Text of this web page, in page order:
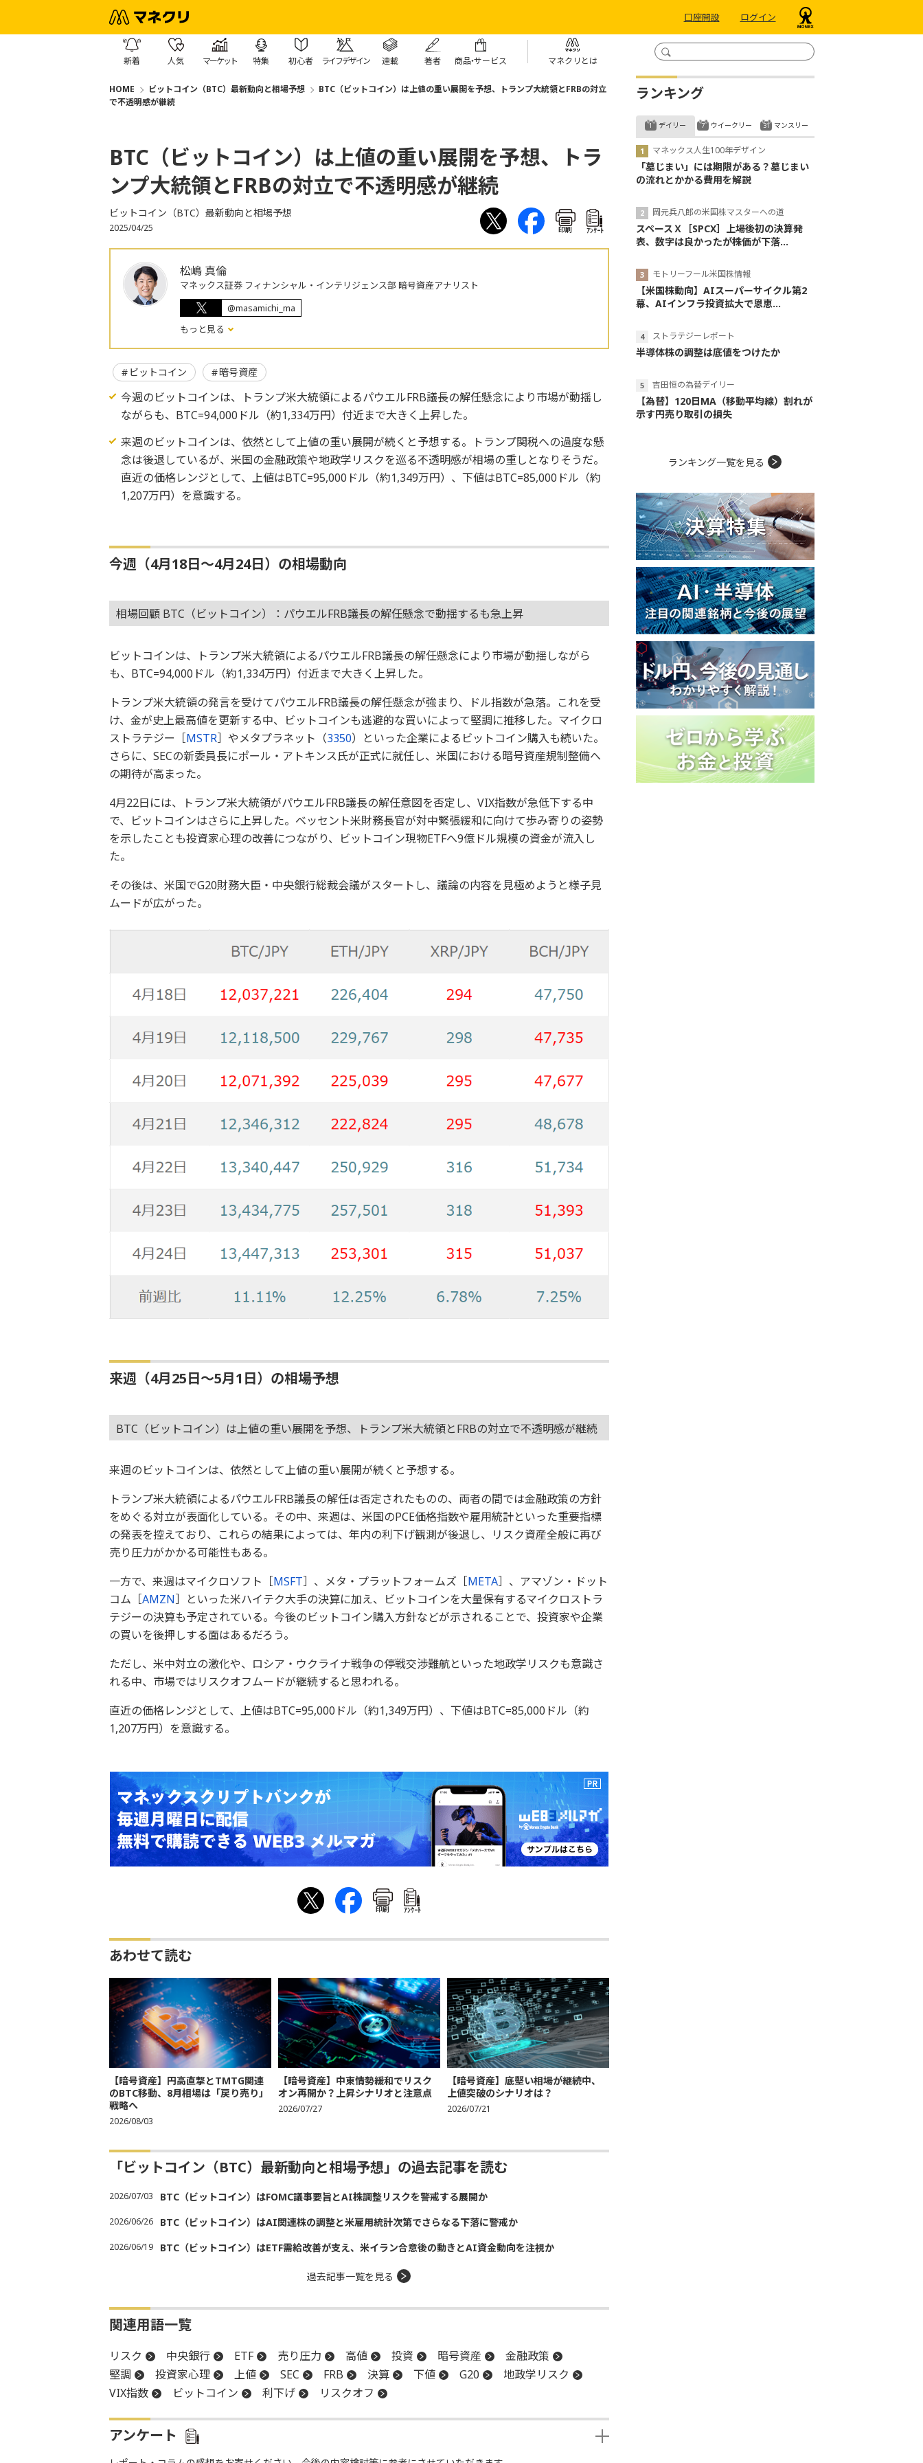
口座開設 ログイン
新着 人気 マーケット 特集 初心者 ライフデザイン 連載 著者 商品・サービス マネクリとは
HOME ビットコイン（BTC）最新動向と相場予想
BTC（ビットコイン）は上値の重い展開を予想、トランプ大統領とFRBの対立
で不透明感が継続
BTC（ビットコイン）は上値の重い展開を予想、トラ
ンプ大統領とFRBの対立で不透明感が継続
ビットコイン（BTC）最新動向と相場予想
2025/04/25 印刷 ｱﾝｹｰﾄ
松嶋 真倫
マネックス証券 フィナンシャル・インテリジェンス部 暗号資産アナリスト
@masamichi_ma
もっと見る
ビットコイン 暗号資産
今週のビットコインは、トランプ米大統領によるパウエルFRB議長の解任懸念により市場が動揺し
ながらも、BTC=94,000ドル（約1,334万円）付近まで大きく上昇した。
来週のビットコインは、依然として上値の重い展開が続くと予想する。トランプ関税への過度な懸
念は後退しているが、米国の金融政策や地政学リスクを巡る不透明感が相場の重しとなりそうだ。
直近の価格レンジとして、上値はBTC=95,000ドル（約1,349万円）、下値はBTC=85,000ドル（約
1,207万円）を意識する。
今週（4月18日～4月24日）の相場動向
相場回顧 BTC（ビットコイン）：パウエルFRB議長の解任懸念で動揺するも急上昇
ビットコインは、トランプ米大統領によるパウエルFRB議長の解任懸念により市場が動揺しながら
も、BTC=94,000ドル（約1,334万円）付近まで大きく上昇した。
トランプ米大統領の発言を受けてパウエルFRB議長の解任懸念が強まり、ドル指数が急落。これを受
け、金が史上最高値を更新する中、ビットコインも逃避的な買いによって堅調に推移した。マイクロ
ストラテジー［MSTR］やメタプラネット（3350）といった企業によるビットコイン購入も続いた。
さらに、SECの新委員長にポール・アトキンス氏が正式に就任し、米国における暗号資産規制整備へ
の期待が高まった。
4月22日には、トランプ米大統領がパウエルFRB議長の解任意図を否定し、VIX指数が急低下する中
で、ビットコインはさらに上昇した。ベッセント米財務長官が対中緊張緩和に向けて歩み寄りの姿勢
を示したことも投資家心理の改善につながり、ビットコイン現物ETFへ9億ドル規模の資金が流入し
た。
その後は、米国でG20財務大臣・中央銀行総裁会議がスタートし、議論の内容を見極めようと様子見
ムードが広がった。
来週（4月25日～5月1日）の相場予想
BTC（ビットコイン）は上値の重い展開を予想、トランプ米大統領とFRBの対立で不透明感が継続
来週のビットコインは、依然として上値の重い展開が続くと予想する。
トランプ米大統領によるパウエルFRB議長の解任は否定されたものの、両者の間では金融政策の方針
をめぐる対立が表面化している。その中、来週は、米国のPCE価格指数や雇用統計といった重要指標
の発表を控えており、これらの結果によっては、年内の利下げ観測が後退し、リスク資産全般に再び
売り圧力がかかる可能性もある。
一方で、来週はマイクロソフト［MSFT］、メタ・プラットフォームズ［META］、アマゾン・ドット
コム［AMZN］といった米ハイテク大手の決算に加え、ビットコインを大量保有するマイクロストラ
テジーの決算も予定されている。今後のビットコイン購入方針などが示されることで、投資家や企業
の買いを後押しする面はあるだろう。
ただし、米中対立の激化や、ロシア・ウクライナ戦争の停戦交渉難航といった地政学リスクも意識さ
れる中、市場ではリスクオフムードが継続すると思われる。
直近の価格レンジとして、上値はBTC=95,000ドル（約1,349万円）、下値はBTC=85,000ドル（約
1,207万円）を意識する。
印刷 ｱﾝｹｰﾄ
あわせて読む
【暗号資産】円高直撃とTMTG関連
のBTC移動、8月相場は「戻り売り」
戦略へ
2026/08/03
【暗号資産】中東情勢緩和でリスク
オン再開か？上昇シナリオと注意点
2026/07/27
【暗号資産】底堅い相場が継続中、
上値突破のシナリオは？
2026/07/21
「ビットコイン（BTC）最新動向と相場予想」の過去記事を読む
2026/07/03 BTC（ビットコイン）はFOMC議事要旨とAI株調整リスクを警戒する展開か
2026/06/26 BTC（ビットコイン）はAI関連株の調整と米雇用統計次第でさらなる下落に警戒か
2026/06/19 BTC（ビットコイン）はETF需給改善が支え、米イラン合意後の動きとAI資金動向を注視か
過去記事一覧を見る
関連用語一覧
リスク 中央銀行 ETF 売り圧力 高値 投資 暗号資産
金融政策
堅調
投資家心理 上値 SEC FRB 決算 下値 G20
地政学リスク
VIX指数
ビットコイン 利下げ リスクオフ
アンケート
ランキング
デイリー
マネックス人生100年デザイン
「墓じまい」には期限がある？墓じまい
の流れとかかる費用を解説
岡元兵八郎の米国株マスターへの道
スペースＸ［SPCX］上場後初の決算発
表、数字は良かったが株価が下落...
モトリーフール米国株情報
【米国株動向】AIスーパーサイクル第2
幕、AIインフラ投資拡大で恩恵...
ストラテジーレポート
半導体株の調整は底値をつけたか
吉田恒の為替デイリー
【為替】120日MA（移動平均線）割れが
示す円売り取引の損失
ウイークリー マンスリー
ランキング一覧を見る